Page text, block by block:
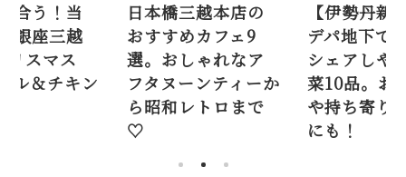
越本店の
カフェ9
ゃれなア
ンティーか
【伊勢丹新宿店】
デパ地下で人気の
シェアしやすい惣
菜10品。おでかけ
や持ち寄り手土産
にも！
まだ間に合
日買える銀
2025 クリ
オードブル